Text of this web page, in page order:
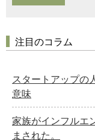
注目のコラム
スタートアップ
意味
家族がインフルエ
まされた。